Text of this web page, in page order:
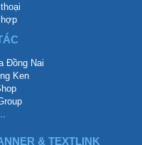
Đồng Nai
Ken
& TEXTLINK